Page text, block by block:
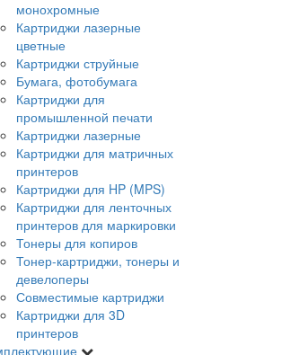
монохромные
Картриджи лазерные
цветные
Картриджи струйные
Бумага, фотобумага
Картриджи для
промышленной печати
Картриджи лазерные
Картриджи для матричных
принтеров
Картриджи для HP (MPS)
Картриджи для ленточных
принтеров для маркировки
Тонеры для копиров
Тонер-картриджи, тонеры и
девелоперы
Совместимые картриджи
Картриджи для 3D
принтеров